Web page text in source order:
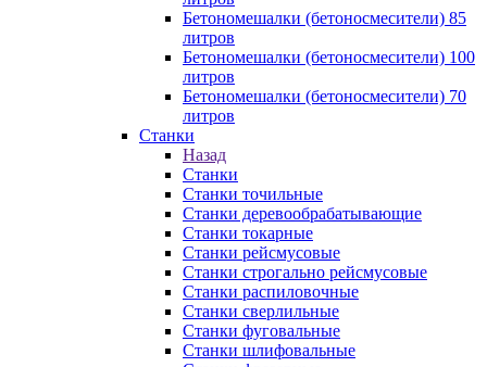
Бетономешалки (бетоносмесители) 85
литров
Бетономешалки (бетоносмесители) 100
литров
Бетономешалки (бетоносмесители) 70
литров
Станки
Назад
Станки
Станки точильные
Станки деревообрабатывающие
Станки токарные
Станки рейсмусовые
Станки строгально рейсмусовые
Станки распиловочные
Станки сверлильные
Станки фуговальные
Станки шлифовальные